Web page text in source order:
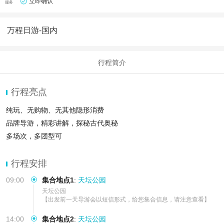
服务
万程日游-国内
行程简介
行程亮点
纯玩、无购物、无其他隐形消费
品牌导游，精彩讲解，探秘古代奥秘
多场次，多团型可
行程安排
09:00 集合地点1: 天坛公园
天坛公园
【出发前一天导游会以短信形式，给您集合信息，请注意查看】
14:00 集合地点2: 天坛公园